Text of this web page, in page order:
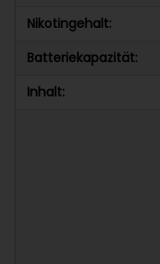
Nikotingehalt:
Batteriekapazität:
Inhalt: